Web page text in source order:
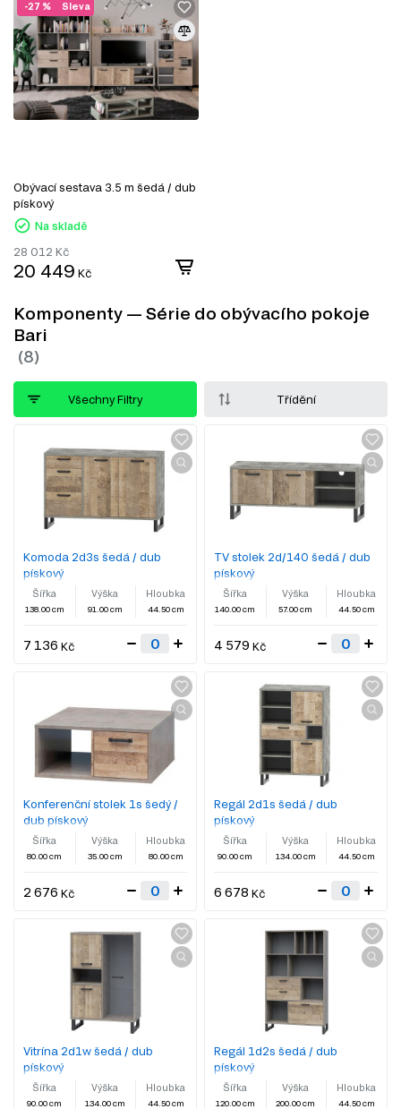
Sleva
-27 %
Obývací sestava 3.5 m šedá / dub
pískový
Na skladě
28 012 Kč
20 449 Kč
Komponenty — Série do obývacího pokoje
Bari
Všechny Filtry Třídění
Komoda 2d3s šedá / dub
pískový
Šířka
138.00 cm
Výška
91.00 cm
Hloubka
44.50 cm
7 136 Kč
TV stolek 2d/140 šedá / dub
pískový
Šířka
140.00 cm
Výška
57.00 cm
Hloubka
44.50 cm
4 579 Kč
Konferenční stolek 1s šedý /
dub pískový
Šířka
80.00 cm
Výška
35.00 cm
Hloubka
80.00 cm
2 676 Kč
Regál 2d1s šedá / dub
pískový
Šířka
90.00 cm
Výška
134.00 cm
Hloubka
44.50 cm
6 678 Kč
Vitrína 2d1w šedá / dub
pískový
Šířka
90.00 cm
Výška
134.00 cm
Hloubka
44.50 cm
Regál 1d2s šedá / dub
pískový
Šířka
120.00 cm
Výška
200.00 cm
Hloubka
44.50 cm